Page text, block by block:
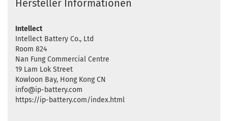
Hersteller Informationen
Intellect
Intellect Battery Co., Ltd
Room 824
Nan Fung Commercial Centre
19 Lam Lok Street
Kowloon Bay, Hong Kong CN
info@ip-battery.com
https://ip-battery.com/index.html